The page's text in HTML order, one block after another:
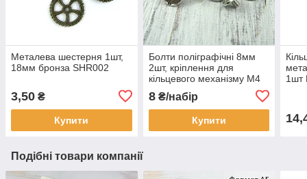
Металева шестерня 1шт,
18мм бронза SHR002
3,50 ₴
Купити
Болти поліграфічні 8мм
2шт, кріплення для
кільцевого механізму М4
8₴/набір
Купити
1шт
Подібні товари компанії